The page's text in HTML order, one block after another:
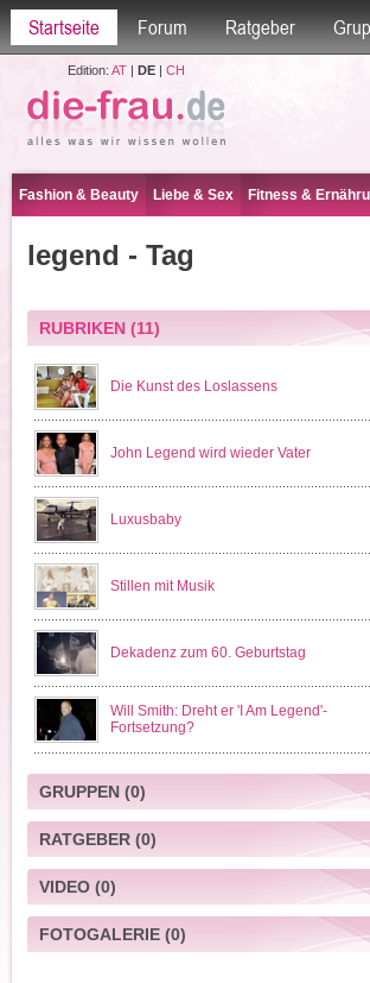
Startseite Forum Ratgeber
Edition: AT| DE| CH
Fashion & Beauty Liebe & Sex Fitness &
legend - Tag
RUBRIKEN(11)
Die Kunst des Loslassens
John Legend wird wieder Vater
Luxusbaby
Stillen mit Musik
Dekadenz zum 60. Geburtstag
Will Smith: Dreht er 'I Am Legend'-
Fortsetzung?
GRUPPEN(0)
RATGEBER(0)
VIDEO(0)
FOTOGALERIE(0)